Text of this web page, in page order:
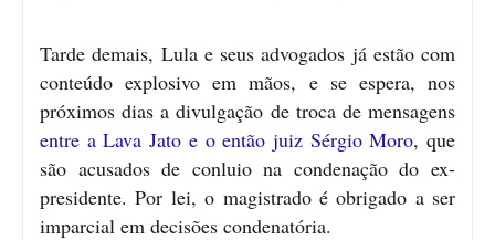
Tarde demais, Lula e seus advogados já estão com
conteúdo explosivo em mãos, e se espera, nos
próximos dias a divulgação de troca de mensagens
entre a Lava Jato e o então juiz Sérgio Moro, que
são acusados de conluio na condenação do ex-
presidente. Por lei, o magistrado é obrigado a ser
imparcial em decisões condenatória.